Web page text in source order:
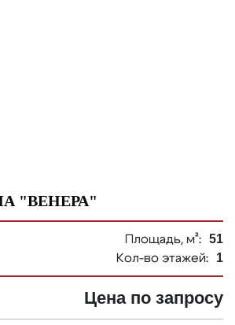
"ВЕНЕРА"
Площадь, м²: 51
Кол-во этажей: 1
Цена по запросу